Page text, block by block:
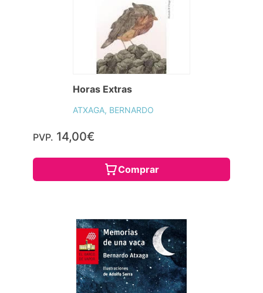
Horas Extras
ATXAGA, BERNARDO
PVP. 14,00€
Comprar